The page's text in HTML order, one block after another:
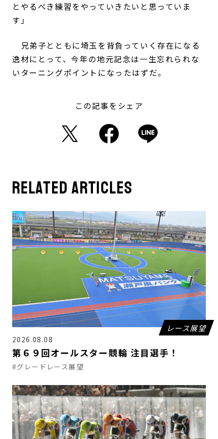
とやるべき練習をやっていきたいと思っていま
す」
兄弟子とともに埼玉を背負っていく存在になる
逸材にとって、今年の地元記念は一生忘れられな
いターニングポイントになったはずだ。
この記事をシェア
related articles
レース展望
2026.08.08
第６９回オールスター競輪 注目選手！
#グレードレース展望